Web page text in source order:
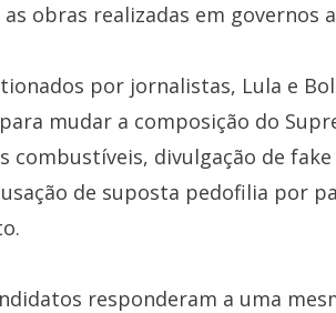
obras realizadas em governos
por jornalistas, Lula e
mudar a composição do
combustíveis, divulgação de
de suposta pedofilia por
responderam a uma